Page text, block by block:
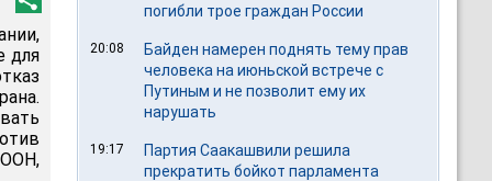
для
погибли трое граждан России
20:08
Байден намерен поднять тему прав
человека на июньской встрече с
Путиным и не позволит ему их
нарушать
19:17
Партия Саакашвили решила
прекратить бойкот парламента